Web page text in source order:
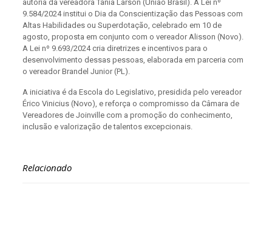
autoria da vereadora Tânia Larson (União Brasil). A Lei nº
9.584/2024 institui o Dia da Conscientização das Pessoas com
Altas Habilidades ou Superdotação, celebrado em 10 de
agosto, proposta em conjunto com o vereador Alisson (Novo).
A Lei nº 9.693/2024 cria diretrizes e incentivos para o
desenvolvimento dessas pessoas, elaborada em parceria com
o vereador Brandel Junior (PL).
A iniciativa é da Escola do Legislativo, presidida pelo vereador
Érico Vinicius (Novo), e reforça o compromisso da Câmara de
Vereadores de Joinville com a promoção do conhecimento,
inclusão e valorização de talentos excepcionais.
Relacionado